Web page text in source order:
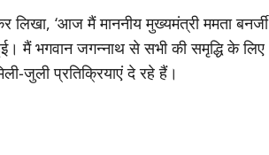
‘आज मैं माननीय मुख्यमंत्री ममता बनर्जी
मैं भगवान जगन्नाथ से सभी की समृद्धि के लिए
जुली प्रतिक्रियाएं दे रहे हैं।